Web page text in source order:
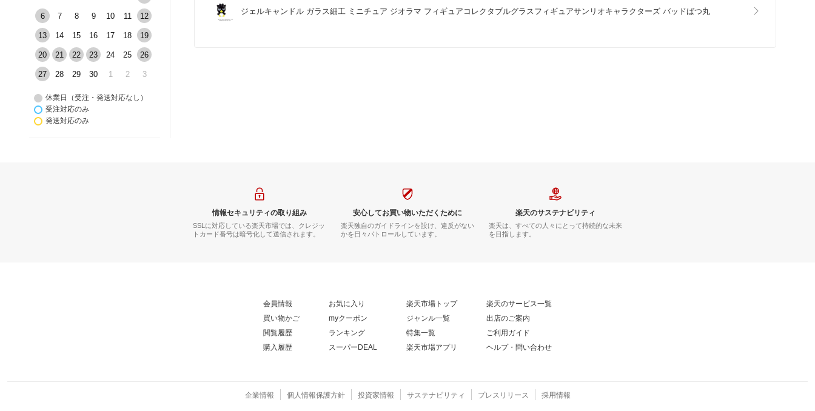
6 7 8 9 10 11 12
13 14 15 16 17 18 19
20 21 22 23 24 25 26
27 28 29 30 1 2 3
休業日（受注・発送対応なし）
受注対応のみ
発送対応のみ
ジェルキャンドル ガラス細工 ミニチュア ジオラマ フィギュアコレクタブルグラスフィギュアサンリオキャラクターズ バッドばつ丸
情報セキュリティの取り組み
SSLに対応している楽天市場では、クレジッ
トカード番号は暗号化して送信されます。
安心してお買い物いただくために
楽天独自のガイドラインを設け、違反がない
かを日々パトロールしています。
楽天のサステナビリティ
楽天は、すべての人々にとって持続的な未来
を目指します。
会員情報
買い物かご
閲覧履歴
購入履歴
お気に入り
myクーポン
ランキング
スーパーDEAL
楽天市場トップ
ジャンル一覧
特集一覧
楽天市場アプリ
楽天のサービス一覧
出店のご案内
ご利用ガイド
ヘルプ・問い合わせ
企業情報 個人情報保護方針 投資家情報 サステナビリティ プレスリリース 採用情報